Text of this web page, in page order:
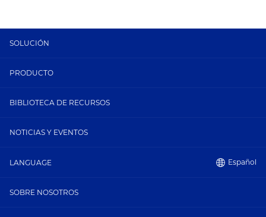
SOLUCIÓN
PRODUCTO
BIBLIOTECA DE RECURSOS
NOTICIAS Y EVENTOS
LANGUAGE Español
SOBRE NOSOTROS